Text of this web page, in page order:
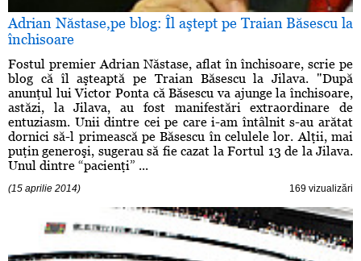
Adrian Năstase,pe blog: Îl aştept pe Traian Băsescu la
închisoare
Fostul premier Adrian Năstase, aflat în închisoare, scrie pe
blog că îl aşteaptă pe Traian Băsescu la Jilava. "După
anunţul lui Victor Ponta că Băsescu va ajunge la închisoare,
astăzi, la Jilava, au fost manifestări extraordinare de
entuziasm. Unii dintre cei pe care i-am întâlnit s-au arătat
dornici să-l primească pe Băsescu în celulele lor. Alţii, mai
puţin generoşi, sugerau să fie cazat la Fortul 13 de la Jilava.
Unul dintre “pacienţi” ...
(15 aprilie 2014) 169 vizualizări